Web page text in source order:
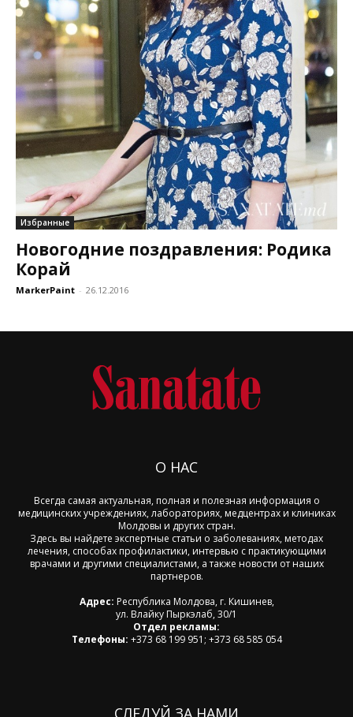
Избранные
Новогодние поздравления: Родика
Корай
MarkerPaint - 26.12.2016
О НАС
Всегда самая актуальная, полная и полезная информация о
медицинских учреждениях, лабораториях, медцентрах и клиниках
Молдовы и других стран.
Здесь вы найдете экспертные статьи о заболеваниях, методах
лечения, способах профилактики, интервью с практикующими
врачами и другими специалистами, а также новости от наших
партнеров.
Адрес: Республика Молдова, г. Кишинев,
ул. Влайку Пыркэлаб, 30/1
Отдел рекламы:
Телефоны: +373 68 199 951; +373 68 585 054
СЛЕДУЙ ЗА НАМИ